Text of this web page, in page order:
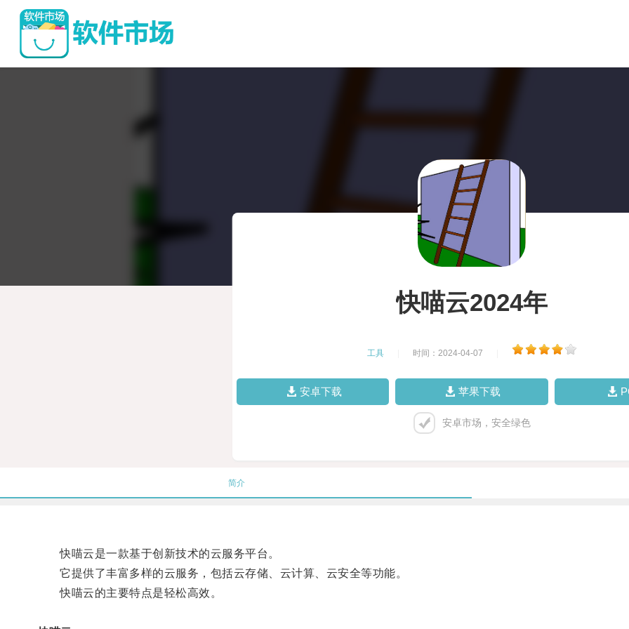
快喵云2024年
工具 时间：2024-04-07
安卓下载 苹果下载
安卓市场，安全绿色
简介
快喵云是一款基于创新技术的云服务平台。
它提供了丰富多样的云服务，包括云存储、云计算、云安全等功能。
快喵云的主要特点是轻松高效。